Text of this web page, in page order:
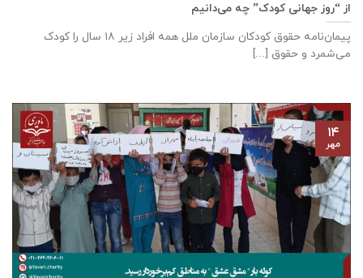
از “روز جهانی کودک” چه می‌دانیم
پیمان‌نامه‌ حقوق کودکان سازمان ملل همه‌ افراد زیر ۱۸ سال را کودک
می‌شمرد و حقوق [...]
۱۴
مهر